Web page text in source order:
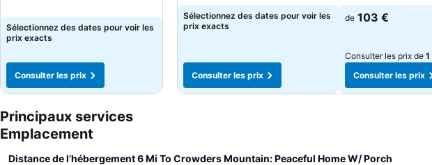
Sélectionnez des dates pour voir les
prix exacts
Consulter les prix
Sélectionnez des dates pour voir les
prix exacts
Consulter les prix
de 103 €
Consulter les prix de
Consulter les prix
Principaux services
Emplacement
Distance de l’hébergement 6 Mi To Crowders Mountain: Peaceful Home W/ Porch